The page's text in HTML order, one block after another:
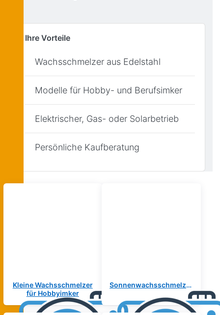
Ihre Vorteile
Wachsschmelzer aus Edelstahl
Modelle für Hobby- und Berufsimker
Elektrischer, Gas- oder Solarbetrieb
Persönliche Kaufberatung
Kleine Wachsschmelzer
für Hobbyimker
Sonnenwachsschmelzer